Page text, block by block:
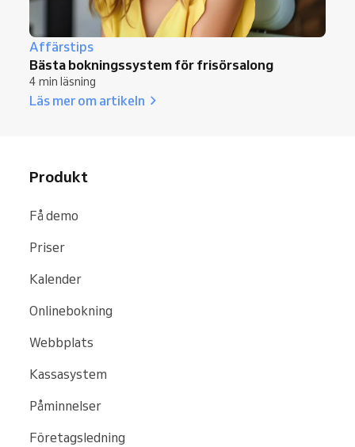
Affärstips
Bästa bokningssystem för frisörsalong
4 min läsning
Läs mer om artikeln
Produkt
Få demo
Priser
Kalender
Onlinebokning
Webbplats
Kassasystem
Påminnelser
Företagsledning